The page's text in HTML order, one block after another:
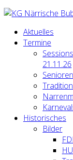
Aktuelles
Termine
21.11.26
Historisches
Bilder